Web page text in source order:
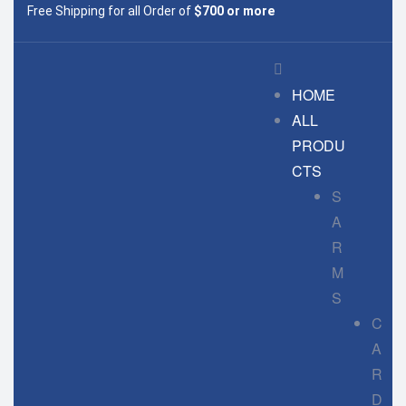
Free Shipping for all Order of $700 or more
HOME
ALL
PRODU
CTS
S
A
R
M
S
C
A
R
D